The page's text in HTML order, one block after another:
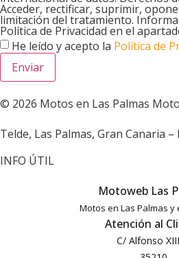
Acceder, rectificar, suprimir,
limitación del tratamiento.
Política de Privacidad en el
He leído y acepto la Política de
Enviar
© 2026 Motos en Las Palmas
Telde, Las Palmas, Gran Canaria –
INFO ÚTIL
Motoweb Las
Motos en Las Palmas y
Atención al
C/ Alfonso